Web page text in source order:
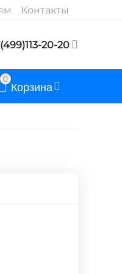
Контакты
20-20
0 Корзина